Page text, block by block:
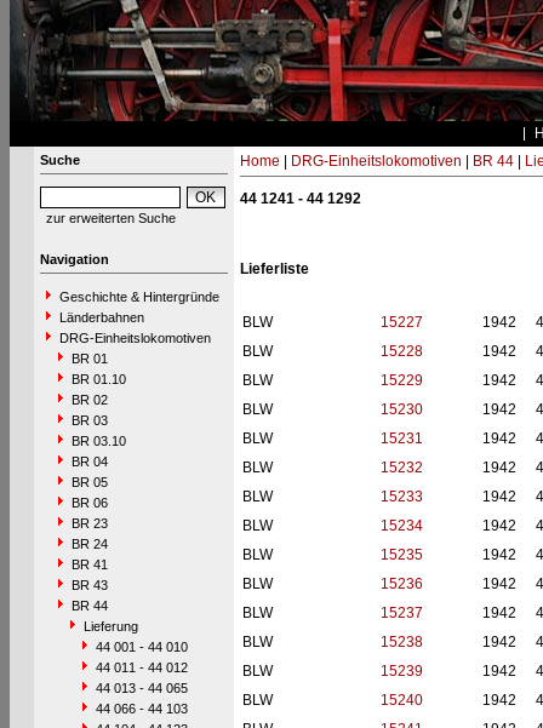
Suche
zur erweiterten Suche
Navigation
Geschichte & Hintergründe
Länderbahnen
DRG-Einheitslokomotiven
BR 01
BR 01.10
BR 02
BR 03
BR 03.10
BR 04
BR 05
BR 06
BR 23
BR 24
BR 41
BR 43
BR 44
Lieferung
44 001 - 44 010
44 011 - 44 012
44 013 - 44 065
44 066 - 44 103
Home DRG-Einheitslokomotiven BR 44|
44 1241 - 44 1292
Lieferliste
BLW 15227 1942
BLW
15228 1942
BLW
15229 1942
BLW
15230 1942
BLW
15231 1942
BLW
15232 1942
BLW
15233 1942
BLW
15234 1942
BLW
15235 1942
BLW
15236 1942
BLW
15237 1942
BLW
15238 1942
BLW
15239 1942
BLW
15240 1942